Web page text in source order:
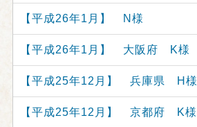
【平成26年1月】 N様
【平成26年1月】 大阪府 K様
【平成25年12月】 兵庫県 H様
【平成25年12月】 京都府 K様